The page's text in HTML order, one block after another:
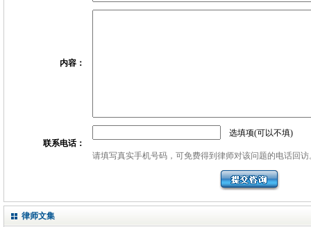
内容：
联系电话：
选填项(可以不填)
请填写真实手机号码，可免费得到律师对该问题的电话回访
律师文集